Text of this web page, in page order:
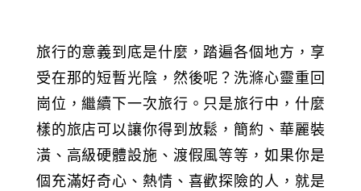
旅行的意義到底是什麼，踏遍各個地方，享
受在那的短暫光陰，然後呢？洗滌心靈重回
崗位，繼續下一次旅行。只是旅行中，什麼
樣的旅店可以讓你得到放鬆，簡約、華麗裝
潢、高級硬體設施、渡假風等等，如果你是
個充滿好奇心、熱情、喜歡探險的人，就是